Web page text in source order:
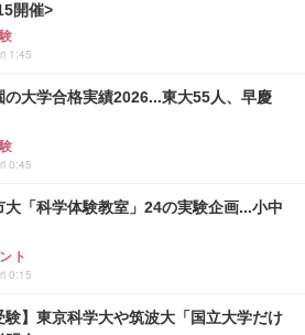
開催>
1:45
の大学合格実績2026...東大55人、早慶
0:45
大「科学体験教室」24の実験企画...小中
ト
0:15
験】東京科学大や筑波大「国立大学だけ